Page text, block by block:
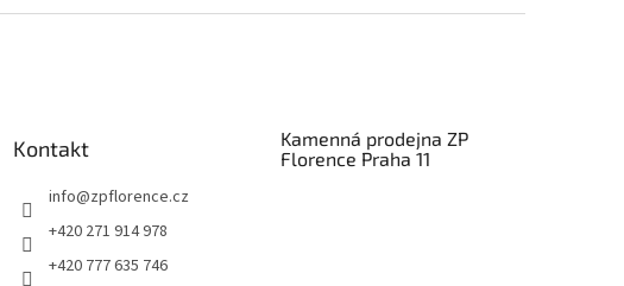
Kontakt
info@zpflorence.cz
+420 271 914 978
+420 777 635 746
Kamenná prodejna ZP
Florence Praha 11